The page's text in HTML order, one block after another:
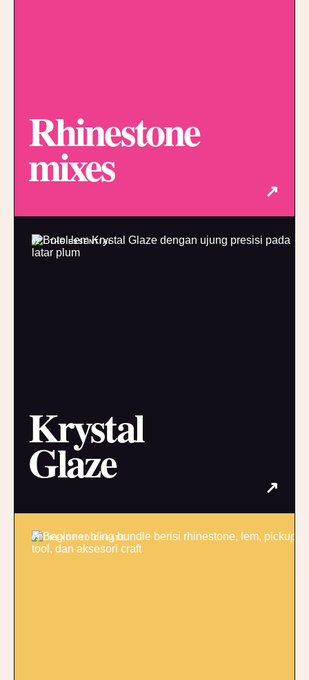
Rhinestone
mixes ↗
02 / THE ESSENTIAL
Krystal
Glaze ↗
03 / READY TO CREATE